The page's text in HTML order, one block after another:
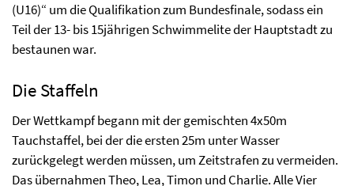
(U16)“ um die Qualifikation zum Bundesfinale, sodass ein
Teil der 13- bis 15jährigen Schwimmelite der Hauptstadt zu
bestaunen war.
Die Staffeln
Der Wettkampf begann mit der gemischten 4x50m
Tauchstaffel, bei der die ersten 25m unter Wasser
zurückgelegt werden müssen, um Zeitstrafen zu vermeiden.
Das übernahmen Theo, Lea, Timon und Charlie. Alle Vier